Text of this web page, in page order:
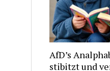
AfD’s
stibitzt und